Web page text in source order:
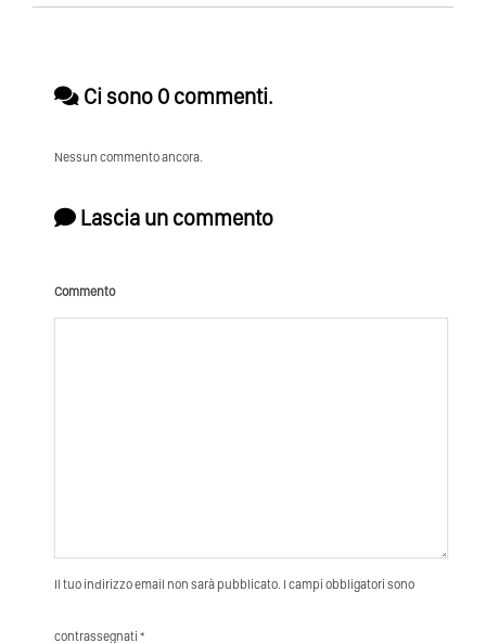
Ci sono 0 commenti.
Nessun commento ancora.
Lascia un commento
Commento
Il tuo indirizzo email non sarà pubblicato. I campi obbligatori sono
contrassegnati *